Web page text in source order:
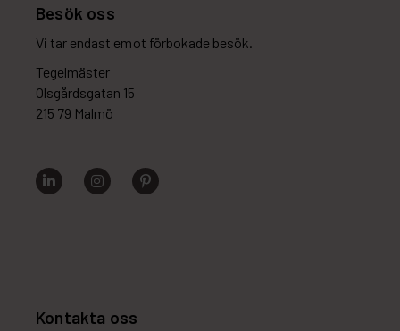
Kontakta oss
Besök oss
Vi tar endast emot förbokade besök.
Tegelmäster
Olsgårdsgatan 15
215 79 Malmö